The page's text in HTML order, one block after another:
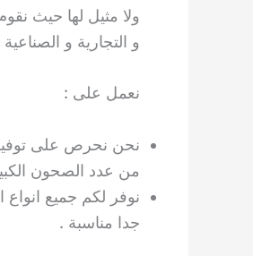
ولا مثيل لها حيث
و التجارية و
نعمل على :
نحن نحرص على
من عدد الصحون
نوفر لكم جميع انواع
جدا مناسبة .